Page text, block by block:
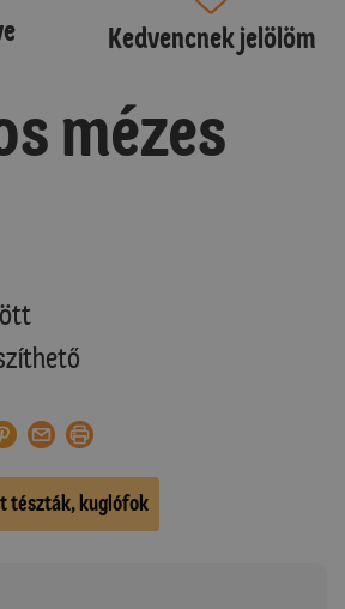
Kedvencnek jelölöm
mézes
tészták, kuglófok